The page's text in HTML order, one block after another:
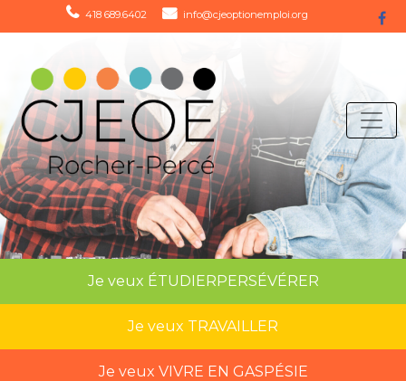
418 689.6402 info@cjeoptionemploi.org
Je veux ÉTUDIERPERSÉVÉRER
Je veux TRAVAILLER
Je veux VIVRE EN GASPÉSIE